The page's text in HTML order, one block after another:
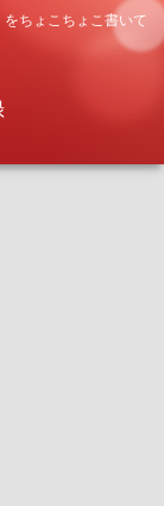
ちょこちょこ書いて